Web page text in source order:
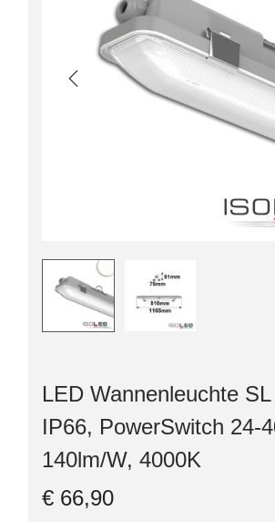
LED Wannenleuchte
IP66, PowerSwitch 24-
140lm/W, 4000K
€ 66,90